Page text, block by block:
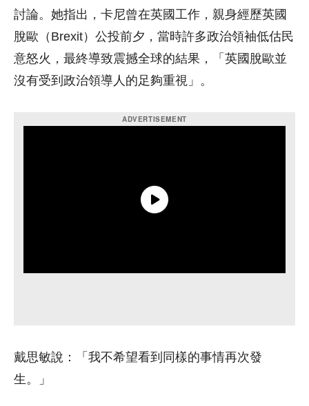
討論。她指出，卡尼曾在英國工作，親身經歷英國
脫歐（Brexit）公投前夕，當時許多政治領袖低估民
意怒火，最終導致震撼全球的結果，「英國脫歐並
沒有受到政治領導人的足夠重視」。
戴思敏說：「我不希望看到同樣的事情再次發
生。」